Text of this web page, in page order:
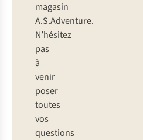
magasin
A.S.Adventure.
N’hésitez
pas
à
venir
poser
toutes
vos
questions